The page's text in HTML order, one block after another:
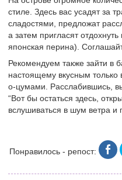
стиле. Здесь вас усадят за
сладостями, предложат
а затем пригласят
японская перина).
Рекомендуем также зайти в
настоящему вкусным только
о-цумами. Расслабившись,
“Вот бы остаться здесь,
вслушиваться в шум ветра и
Понравилось - репост: